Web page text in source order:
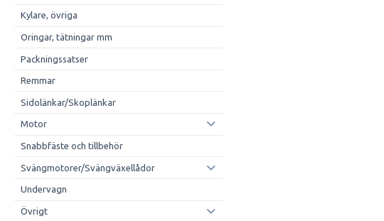
Kylare, övriga
Oringar, tätningar mm
Packningssatser
Remmar
Sidolänkar/Skoplänkar
Motor
Snabbfäste och tillbehör
Svängmotorer/Svängväxellådor
Undervagn
Övrigt